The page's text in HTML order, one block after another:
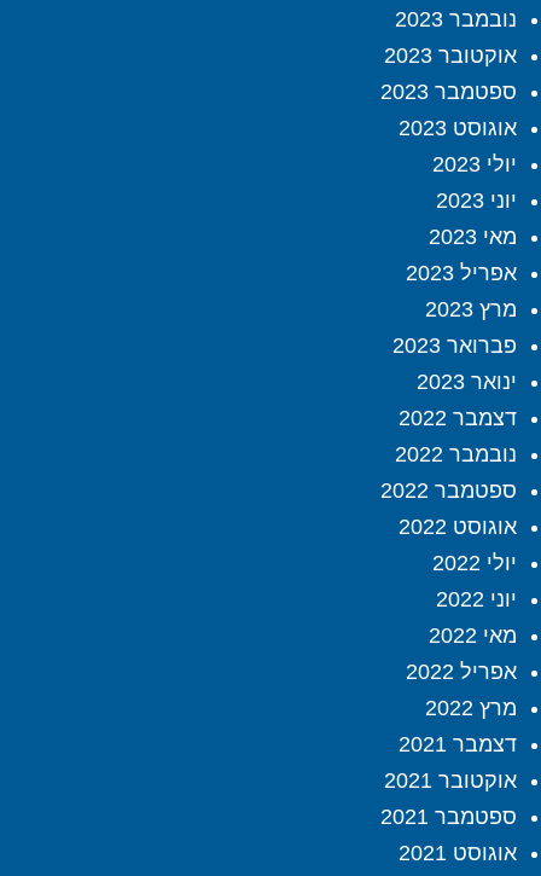
נובמבר 2023
אוקטובר 2023
ספטמבר 2023
אוגוסט 2023
יולי 2023
יוני 2023
מאי 2023
אפריל 2023
מרץ 2023
פברואר 2023
ינואר 2023
דצמבר 2022
נובמבר 2022
ספטמבר 2022
אוגוסט 2022
יולי 2022
יוני 2022
מאי 2022
אפריל 2022
מרץ 2022
דצמבר 2021
אוקטובר 2021
ספטמבר 2021
אוגוסט 2021